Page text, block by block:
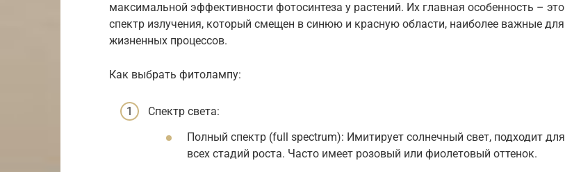
максимальной эффективности фотосинтеза у растений. Их главная особенность – это
спектр излучения, который смещен в синюю и красную области, наиболее важные для
жизненных процессов.
Как выбрать фитолампу:
Спектр света:
Полный спектр (full spectrum): Имитирует солнечный свет, подходит для
всех стадий роста. Часто имеет розовый или фиолетовый оттенок.